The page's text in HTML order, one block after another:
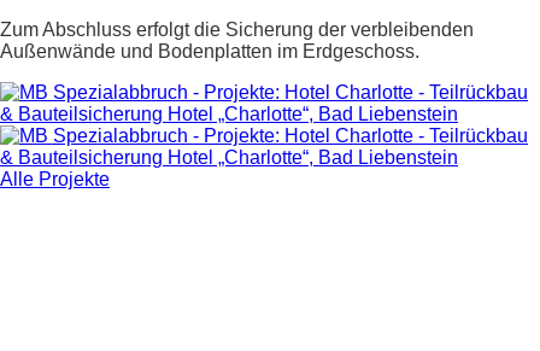
Zum Abschluss erfolgt die Sicherung der verbleibenden
Außenwände und Bodenplatten im Erdgeschoss.
Alle Projekte